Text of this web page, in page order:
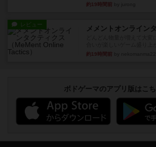
約19時間前
レビュー メメントオンライン
約19時間前
ボドゲーマのアプリ版はこ